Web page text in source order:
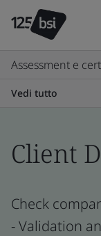
Assessment e
Vedi tutto
Client
Check
- Validation